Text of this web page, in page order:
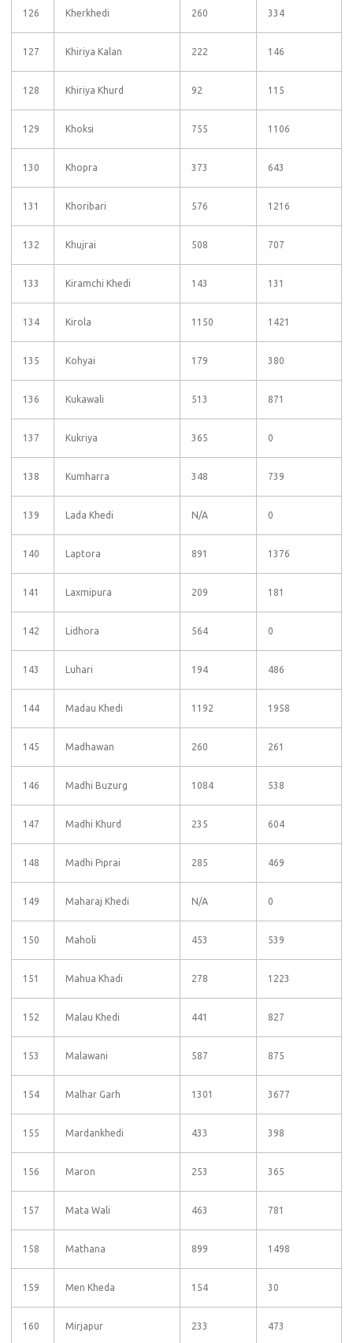
126 Kherkhedi 260 334
127 Khiriya Kalan 222 146
128 Khiriya Khurd 92 115
129 Khoksi 755 1106
130 Khopra 373 643
131 Khoribari 576 1216
132 Khujrai 508 707
133 Kiramchi Khedi 143 131
134 Kirola 1150 1421
135 Kohyai 179 380
136 Kukawali 513 871
137 Kukriya 365 0
138 Kumharra 348 739
139 Lada Khedi N/A 0
140 Laptora 891 1376
141 Laxmipura 209 181
142 Lidhora 564 0
143 Luhari 194 486
144 Madau Khedi 1192 1958
145 Madhawan 260 261
146 Madhi Buzurg 1084 538
147 Madhi Khurd 235 604
148 Madhi Piprai 285 469
149 Maharaj Khedi N/A 0
150 Maholi 453 539
151 Mahua Khadi 278 1223
152 Malau Khedi 441 827
153 Malawani 587 875
154 Malhar Garh 1301 3677
155 Mardankhedi 433 398
156 Maron 253 365
157 Mata Wali 463 781
158 Mathana 899 1498
159 Men Kheda 154 30
160 Mirjapur 233 473